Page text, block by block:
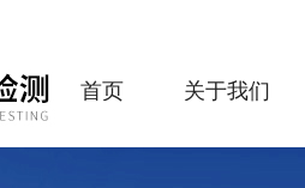
首页 关于我们